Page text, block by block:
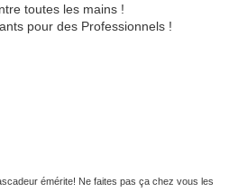
toutes les mains !
pour des Professionnels !
émérite! Ne faites pas ça chez vous les